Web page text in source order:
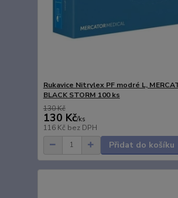
Rukavice Nitrylex PF modré L,
BLACK STORM 100 ks
130 Kč
130 Kč/ks
116 Kč bez DPH
Přidat do košíku